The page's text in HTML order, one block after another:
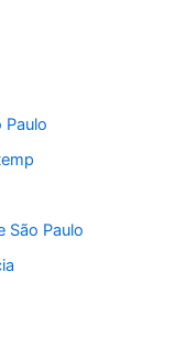
Paulo
São Paulo